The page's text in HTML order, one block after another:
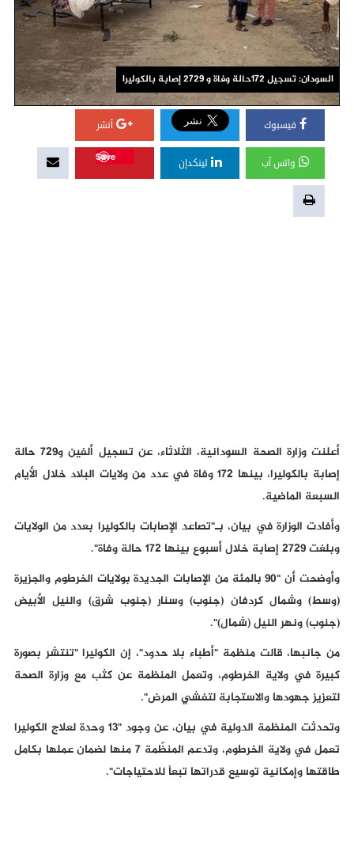
السودان: تسجيل 172حالة وفاة و 2729 إصابة بالكوليرا
فيسبوك أنشر
واتس آب لينكدإن
Save
أعلنت وزارة الصحة السودانية، الثلاثاء، عن تسجيل ألفين و729 حالة
إصابة بالكوليرا، بينها 172 وفاة في عدد من ولايات البلاد خلال الأيام
السبعة الماضية.
وأفادت الوزارة في بيان، بـ"تصاعد الإصابات بالكوليرا بعدد من الولايات
وبلغت 2729 إصابة خلال أسبوع بينها 172 حالة وفاة".
وأوضحت أن "90 بالمئة من الإصابات الجديدة بولايات الخرطوم والجزيرة
(وسط) وشمال كردفان (جنوب) وسنار (جنوب شرق) والنيل الأبيض
(جنوب) ونهر النيل (شمال)".
من جانبها، قالت منظمة "أطباء بلا حدود"، إن الكوليرا "تنتشر بصورة
كبيرة في ولاية ‎الخرطوم، وتعمل المنظمة عن كثب مع وزارة الصحة
لتعزيز جهودها والاستجابة لتفشي المرض".
وتحدثت المنظمة الدولية في بيان، عن وجود "13 وحدة لعلاج الكوليرا
تعمل في ولاية الخرطوم، وتدعم المنظّمة 7 منها لضمان عملها بكامل
طاقتها وإمكانية توسيع قدراتها تبعاً للاحتياجات".